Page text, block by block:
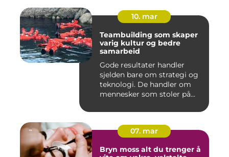
10. mar
Teambuilding som skaper
varig kultur og bedre
samarbeid
Gode resultater handler
sjelden bare om strategi og
teknologi. De handler om
mennesker som stoler på...
07. mar
Bryn moss alt du trenger å